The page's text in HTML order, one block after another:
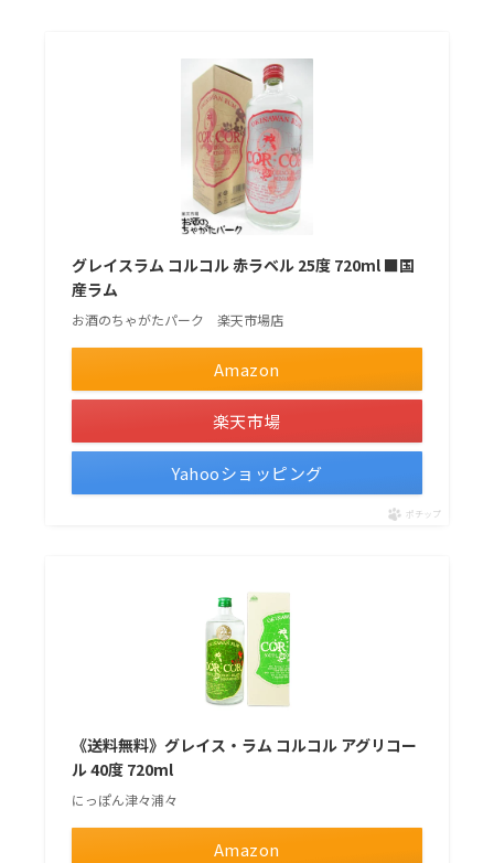
グレイスラム コルコル 赤ラベル 25度 720ml ■国
産ラム
お酒のちゃがたパーク 楽天市場店
Amazon
楽天市場
Yahooショッピング
ポチップ
《送料無料》グレイス・ラム コルコル アグリコー
ル 40度 720ml
にっぽん津々浦々
Amazon